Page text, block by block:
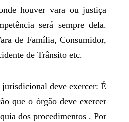
houver vara ou justiça
será sempre dela.
de Família, Consumidor,
de Trânsito etc.
deve exercer: É
que o órgão deve exercer
dos procedimentos . Por